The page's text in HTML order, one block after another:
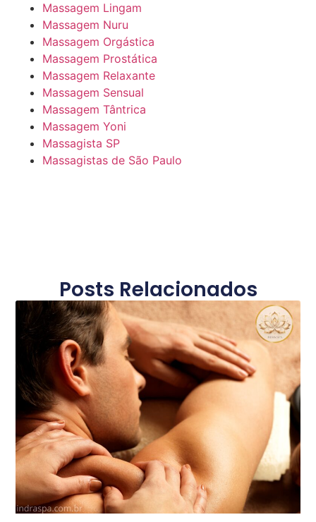
Massagem Lingam
Massagem Nuru
Massagem Orgástica
Massagem Prostática
Massagem Relaxante
Massagem Sensual
Massagem Tântrica
Massagem Yoni
Massagista SP
Massagistas de São Paulo
Posts Relacionados